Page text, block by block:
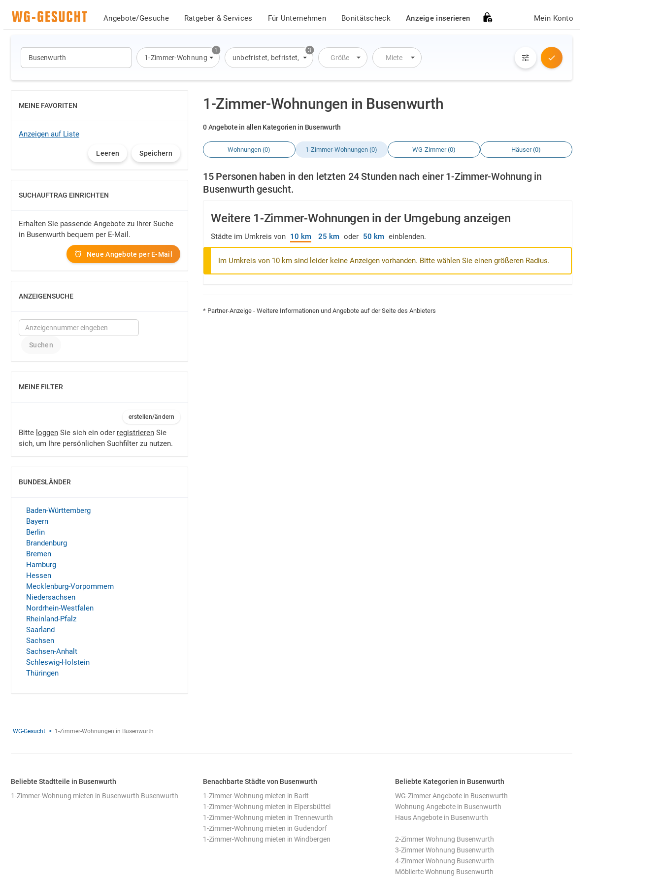
Angebote/Gesuche Ratgeber & Services Für Unternehmen Bonitätscheck Anzeige inserieren Mein Konto
1
1-Zimmer-Wohnung
3
unbefristet, befristet, Übernachtung
Größe Miete
1-Zimmer-Wohnungen in Busenwurth
0 Angebote in allen Kategorien in Busenwurth
Wohnungen (0) 1-Zimmer-Wohnungen (0) WG-Zimmer (0) Häuser (0)
15 Personen haben in den letzten 24 Stunden nach einer 1-Zimmer-Wohnung in
Busenwurth gesucht.
Weitere 1-Zimmer-Wohnungen in der Umgebung anzeigen
Städte im Umkreis von 10 km 25 km oder 50 km einblenden.
Im Umkreis von 10 km sind leider keine Anzeigen vorhanden. Bitte wählen Sie einen größeren Radius.
* Partner-Anzeige - Weitere Informationen und Angebote auf der Seite des Anbieters
MEINE FAVORITEN
EINBLENDEN
Anzeigen auf Liste
Leeren Speichern
SUCHAUFTRAG EINRICHTEN
EINBLENDEN
Erhalten Sie passende Angebote zu Ihrer Suche
in Busenwurth bequem per E-Mail.
Neue Angebote per E-Mail
ANZEIGENSUCHE
EINBLENDEN
MEINE FILTER
EINBLENDEN
erstellen/ändern
Bitte loggen Sie sich ein oder registrieren Sie
sich, um Ihre persönlichen Suchfilter zu nutzen.
BUNDESLÄNDER
EINBLENDEN
Baden-Württemberg
Bayern
Berlin
Brandenburg
Bremen
Hamburg
Hessen
Mecklenburg-Vorpommern
Niedersachsen
Nordrhein-Westfalen
Rheinland-Pfalz
Saarland
Sachsen
Sachsen-Anhalt
Schleswig-Holstein
Thüringen
WG-Gesucht 1-Zimmer-Wohnungen in Busenwurth
Beliebte Stadtteile in Busenwurth
1-Zimmer-Wohnung mieten in Busenwurth Busenwurth
Benachbarte Städte von Busenwurth
1-Zimmer-Wohnung mieten in Barlt
1-Zimmer-Wohnung mieten in Elpersbüttel
1-Zimmer-Wohnung mieten in Trennewurth
1-Zimmer-Wohnung mieten in Gudendorf
1-Zimmer-Wohnung mieten in Windbergen
Beliebte Kategorien in Busenwurth
WG-Zimmer Angebote in Busenwurth
Wohnung Angebote in Busenwurth
Haus Angebote in Busenwurth
2-Zimmer Wohnung Busenwurth
3-Zimmer Wohnung Busenwurth
4-Zimmer Wohnung Busenwurth
Möblierte Wohnung Busenwurth